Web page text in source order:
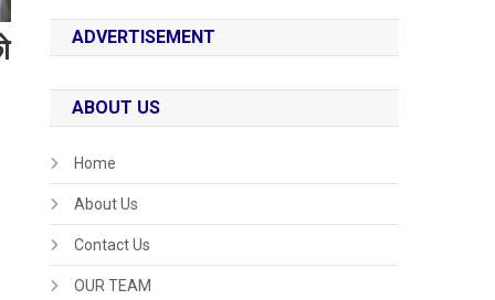
ADVERTISEMENT
ABOUT US
Home
About Us
Contact Us
OUR TEAM